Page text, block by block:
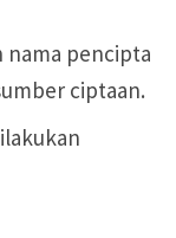
pencipta
ciptaan.